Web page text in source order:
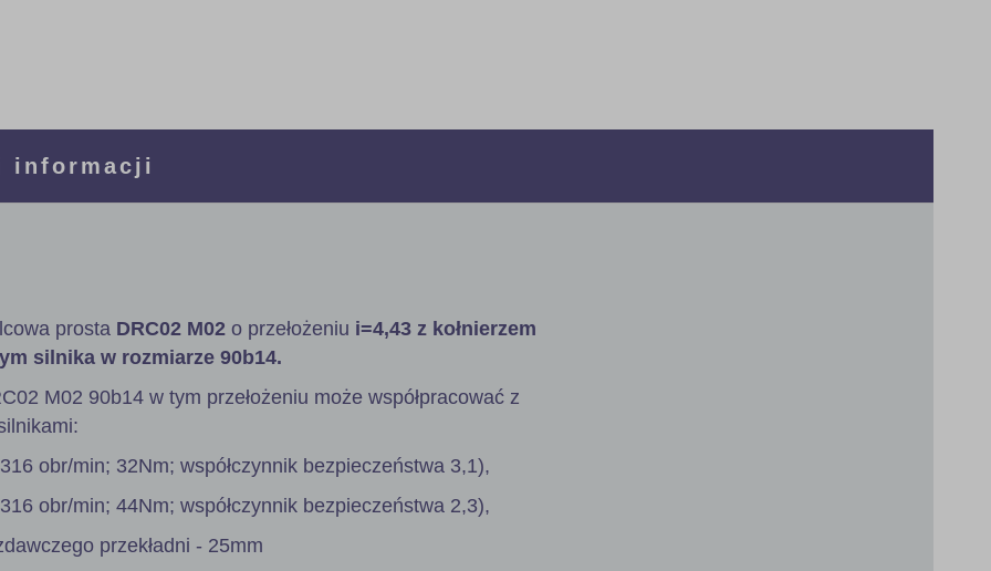
prosta DRC02 M02o przełożeniu i=4,43 z kołnierzem
silnika w rozmiarze 90b14.
M02 90b14 w tym przełożeniu może współpracować z
obr/min; 32Nm; współczynnik bezpieczeństwa 3,1),
obr/min; 44Nm; współczynnik bezpieczeństwa 2,3),
przekładni - 25mm
informacji